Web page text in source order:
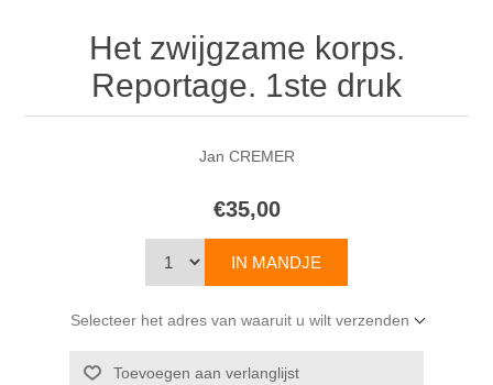
Het zwijgzame korps.
Reportage. 1ste druk
Jan CREMER
€35,00
Selecteer het adres van waaruit u wilt verzenden